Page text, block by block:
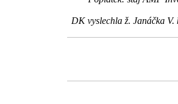
DK vyslechla ž. Janáčka